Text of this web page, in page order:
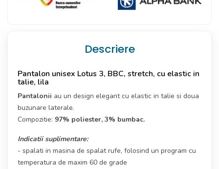
Descriere
Pantalon unisex Lotus 3, BBC, stretch, cu elastic in
talie, lila
Pantalonii au un design elegant cu elastic in talie si doua
buzunare laterale.
Compozitie: 97% poliester, 3% bumbac.
Indicatii suplimentare:
- spalati in masina de spalat rufe, folosind un program cu
temperatura de maxim 60 de grade